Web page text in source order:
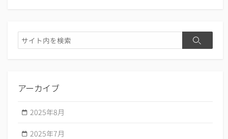
検
索
検
アーカイブ
2025年8月
2025年7月